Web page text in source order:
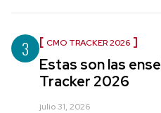
3 CMO TRACKER 2026
Estas son las
Tracker 2026
julio 31, 2026